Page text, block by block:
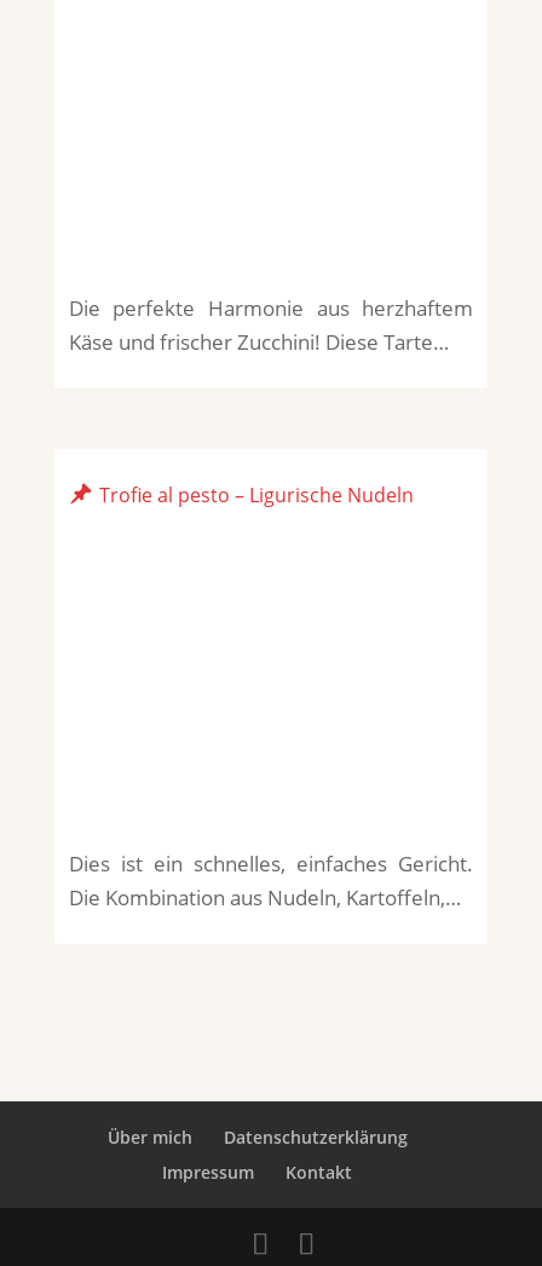
Die perfekte Harmonie aus herzhaftem
Käse und frischer Zucchini! Diese Tarte…
Trofie al pesto – Ligurische Nudeln
Dies ist ein schnelles, einfaches Gericht.
Die Kombination aus Nudeln, Kartoffeln,…
Über mich
Datenschutzerklärung
Impressum
Kontakt